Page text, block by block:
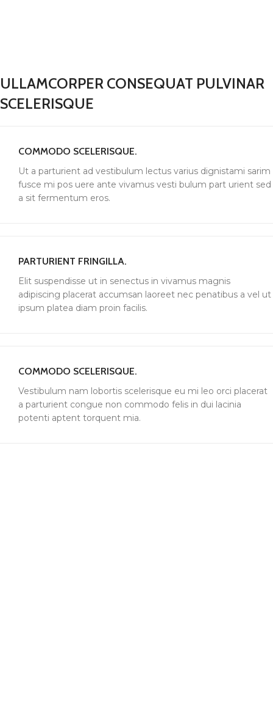
ULLAMCORPER CONSEQUAT PULVINAR
SCELERISQUE
COMMODO SCELERISQUE.
Ut a parturient ad vestibulum lectus varius dignistami sarim
fusce mi pos uere ante vivamus vesti bulum part urient sed
a sit fermentum eros.
PARTURIENT FRINGILLA.
Elit suspendisse ut in senectus in vivamus magnis
adipiscing placerat accumsan laoreet nec penatibus a vel ut
ipsum platea diam proin facilis.
COMMODO SCELERISQUE.
Vestibulum nam lobortis scelerisque eu mi leo orci placerat
a parturient congue non commodo felis in dui lacinia
potenti aptent torquent mia.